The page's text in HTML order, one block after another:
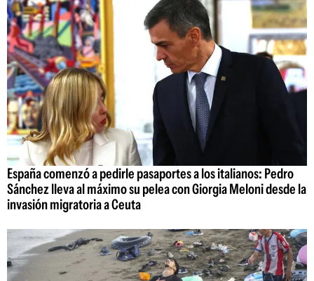
España comenzó a pedirle pasaportes a los italianos: Pedro
Sánchez lleva al máximo su pelea con Giorgia Meloni desde la
invasión migratoria a Ceuta